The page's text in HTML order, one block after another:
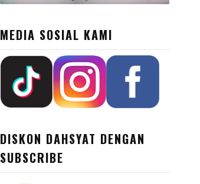
MEDIA SOSIAL KAMI
DISKON DAHSYAT DENGAN
SUBSCRIBE